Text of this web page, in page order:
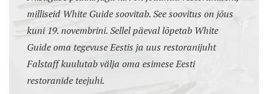
milliseid White Guide soovitab. See soovitus on jõus
kuni 19. novembrini. Sellel päeval lõpetab White
Guide oma tegevuse Eestis ja uus restoranijuht
Falstaff kuulutab välja oma esimese Eesti
restoranide teejuhi.